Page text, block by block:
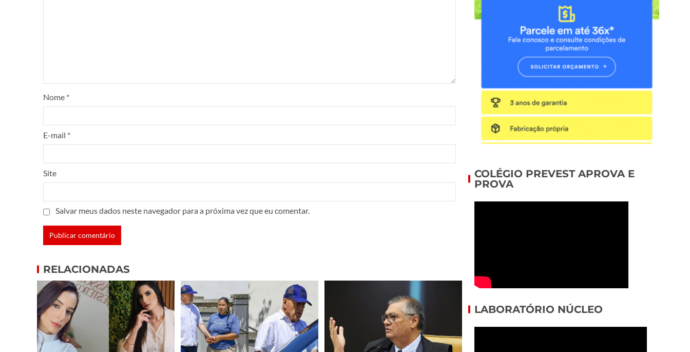
Nome *
E-mail *
Site
Salvar meus dados neste navegador para a próxima vez que eu comentar.
RELACIONADAS
COLÉGIO PREVEST APROVA E
PROVA
LABORATÓRIO NÚCLEO